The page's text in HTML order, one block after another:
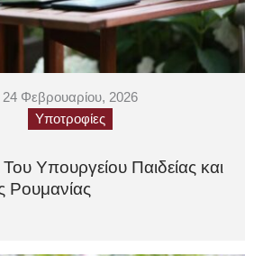
24 Φεβρουαρίου, 2026
Υποτροφίες
Υπουργείου Παιδείας και
Ρουμανίας